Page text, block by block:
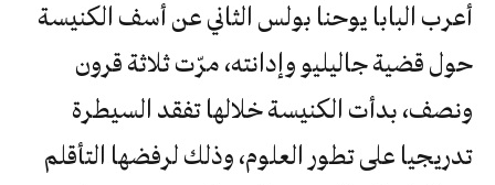
أعرب البابا يوحنا بولس الثاني عن أسف الكنيسة
حول قضية جاليليو وإدانته، مرّت ثلاثة قرون
ونصف، بدأت الكنيسة خلالها تفقد السيطرة
تدريجيا على تطور العلوم، وذلك لرفضها التأقلم